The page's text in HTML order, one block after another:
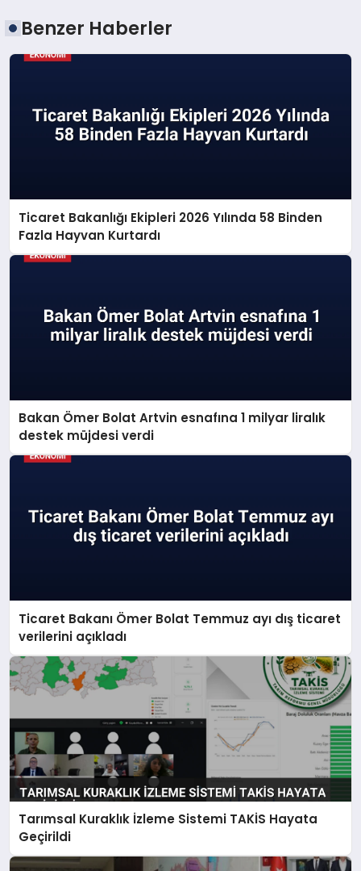
Benzer Haberler
Ticaret Bakanlığı Ekipleri 2026 Yılında 58 Binden
Fazla Hayvan Kurtardı
Bakan Ömer Bolat Artvin esnafına 1 milyar liralık
destek müjdesi verdi
Ticaret Bakanı Ömer Bolat Temmuz ayı dış ticaret
verilerini açıkladı
Tarımsal Kuraklık İzleme Sistemi TAKİS Hayata
Geçirildi